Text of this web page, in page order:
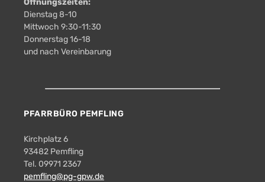
Dienstag 8-10
Mittwoch 9:30-11:30
Donnerstag 16-18
und nach Vereinbarung
PFARRBÜRO PEMFLING
Kirchplatz 6
93482 Pemfling
Tel. 09971 2367
pemfling@pg-gpw.de